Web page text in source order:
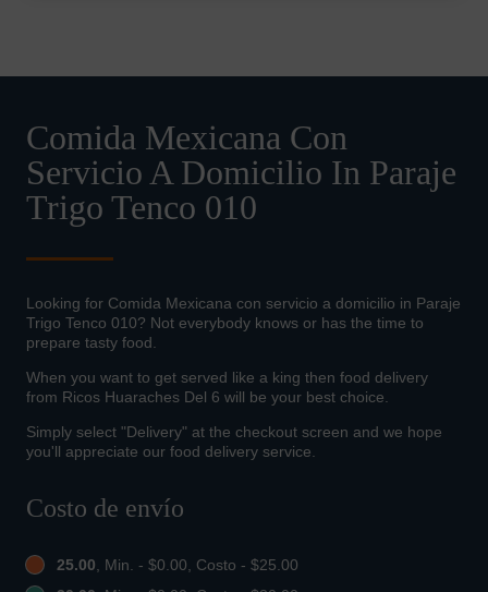
Comida Mexicana Con
Servicio A Domicilio In Paraje
Trigo Tenco 010
Looking for Comida Mexicana con servicio a domicilio in Paraje
Trigo Tenco 010? Not everybody knows or has the time to
prepare tasty food.
When you want to get served like a king then food delivery
from Ricos Huaraches Del 6 will be your best choice.
Simply select "Delivery" at the checkout screen and we hope
you'll appreciate our food delivery service.
Costo de envío
25.00, Min. - $0.00, Costo - $25.00